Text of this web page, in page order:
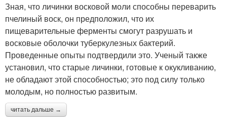
Зная, что личинки восковой моли способны переварить
пчелиный воск, он предположил, что их
пищеварительные ферменты смогут разрушать и
восковые оболочки туберкулезных бактерий.
Проведенные опыты подтвердили это. Ученый также
установил, что старые личинки, готовые к окукливанию,
не обладают этой способностью; это под силу только
молодым, но полностью развитым.
читать дальше →